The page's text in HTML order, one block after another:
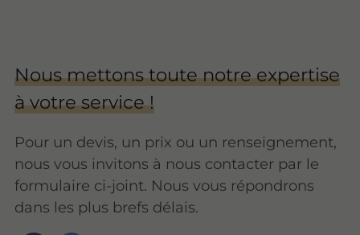
Nous mettons toute notre expertise
à votre service !
Pour un devis, un prix ou un renseignement,
nous vous invitons à nous contacter par le
formulaire ci-joint. Nous vous répondrons
dans les plus brefs délais.